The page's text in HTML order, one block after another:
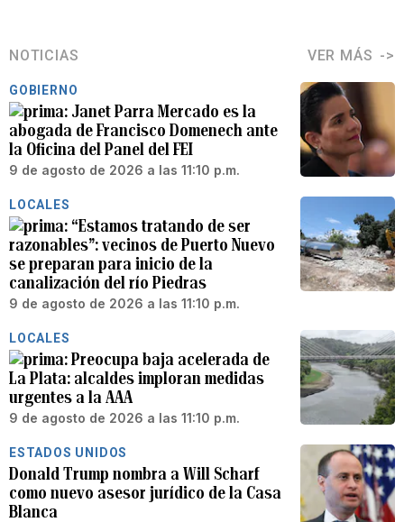
NOTICIAS VER MÁS
GOBIERNO
Janet Parra Mercado es la
abogada de Francisco Domenech ante
la Oficina del Panel del FEI
9 de agosto de 2026 a las 11:10 p.m.
LOCALES
“Estamos tratando de ser
razonables”: vecinos de Puerto Nuevo
se preparan para inicio de la
canalización del río Piedras
9 de agosto de 2026 a las 11:10 p.m.
LOCALES
Preocupa baja acelerada de
La Plata: alcaldes imploran medidas
urgentes a la AAA
9 de agosto de 2026 a las 11:10 p.m.
ESTADOS UNIDOS
Donald Trump nombra a Will Scharf
como nuevo asesor jurídico de la Casa
Blanca